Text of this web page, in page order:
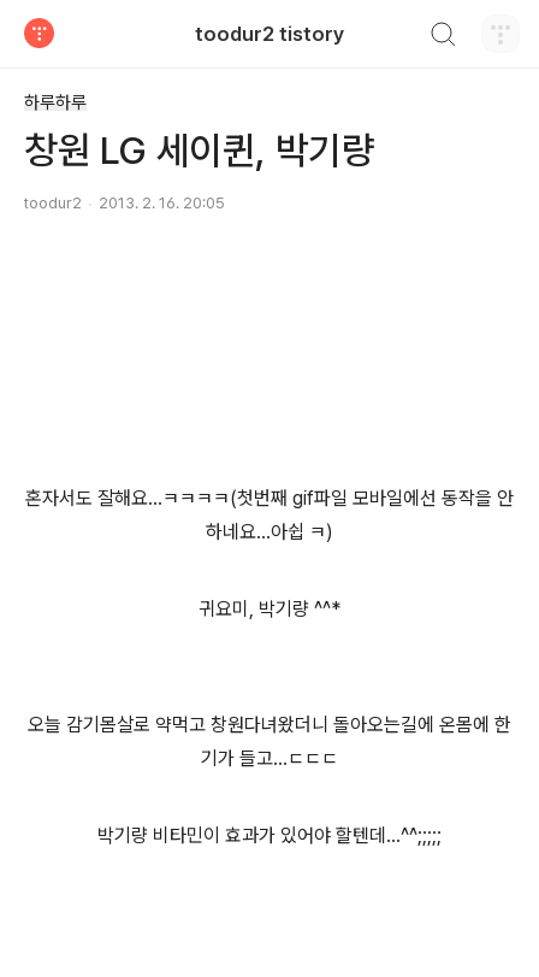
toodur2 tistory
하루하루
창원 LG 세이퀸, 박기량
toodur2 2013. 2. 16. 20:05
혼자서도 잘해요...ㅋㅋㅋㅋ(첫번째 gif파일 모바일에선 동작을 안
하네요...아쉽 ㅋ)
귀요미, 박기량 ^^*
오늘 감기몸살로 약먹고 창원다녀왔더니 돌아오는길에 온몸에 한
기가 들고...ㄷㄷㄷ
박기량 비타민이 효과가 있어야 할텐데...^^;;;;;